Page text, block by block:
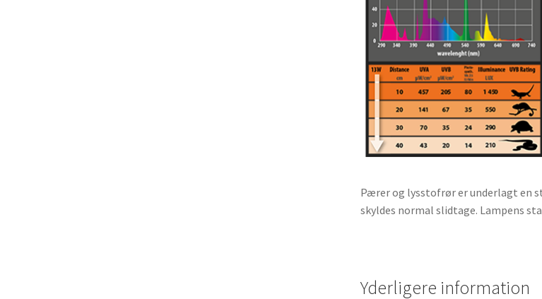
Pærer og lysstofrør er underlagt en
skyldes normal slidtage. Lampens
Yderligere information